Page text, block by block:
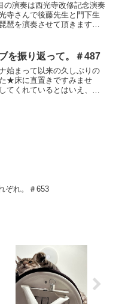
の演奏は西光寺改修記念演奏
寺さんで後藤先生と門下生
琶を演奏させて頂きます。
：2025年2月16日(日)
を振り返って。＃487
始まって以来の久しぶりの
★床に直置きですみませ
てくれているとはいえ、今
ぞれ。＃653